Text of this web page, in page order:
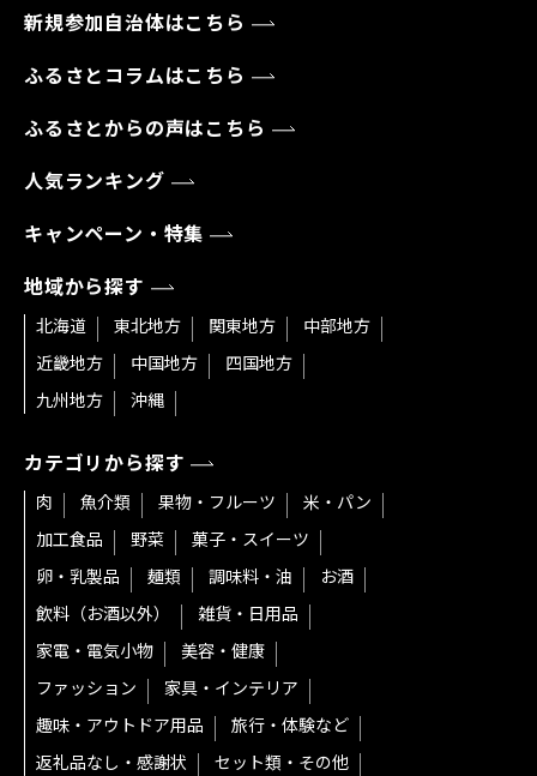
新規参加自治体はこちら
ふるさとコラムはこちら
ふるさとからの声はこちら
人気ランキング
キャンペーン・特集
地域から探す
北海道 東北地方 関東地方
中部地方
近畿地方
中国地方
四国地方
九州地方
沖縄
カテゴリから探す
肉 魚介類 果物・フルーツ
米・パン
加工食品
野菜
菓子・スイーツ
卵・乳製品
麺類 調味料・油
お酒
飲料（お酒以外）
雑貨・日用品
家電・電気小物
美容・健康
ファッション
家具・インテリア
趣味・アウトドア用品
旅行・体験など
返礼品なし・感謝状
セット類・その他